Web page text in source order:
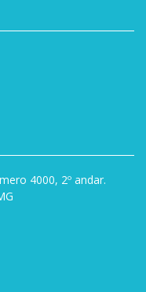
4000, 2º andar.